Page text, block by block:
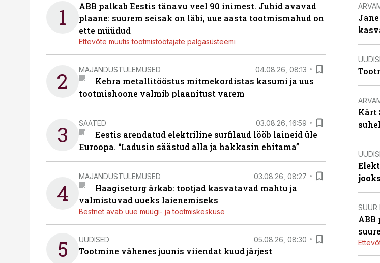
1
ABB palkab Eestis tänavu veel 90 inimest. Juhid avavad
plaane: suurem seisak on läbi, uue aasta tootmismahud on
ette müüdud
Ettevõte muutis tootmistöötajate palgasüsteemi
2 MAJANDUSTULEMUSED 04.08.26, 08:13
Kehra metallitööstus mitmekordistas kasumi ja uus
tootmishoone valmib plaanitust varem
3 SAATED 03.08.26, 16:59
Eestis arendatud elektriline surfilaud lööb laineid üle
Euroopa. “Ladusin säästud alla ja hakkasin ehitama”
4
MAJANDUSTULEMUSED 03.08.26, 08:27
Haagiseturg ärkab: tootjad kasvatavad mahtu ja
valmistuvad uueks laienemiseks
Bestnet avab uue müügi- ja tootmiskeskuse
5 UUDISED 05.08.26, 08:30
Tootmine vähenes juunis viiendat kuud järjest
Kärt
SUUR
ABB